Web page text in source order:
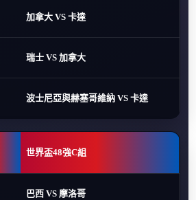
加拿大 VS 卡達
瑞士 VS 加拿大
波士尼亞與赫塞哥維納 VS 卡達
世界盃48強C組
巴西 VS 摩洛哥